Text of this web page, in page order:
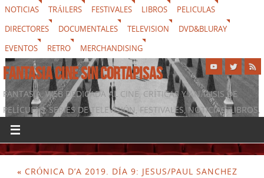
NOTICIAS TRÁILERS FESTIVALES LIBROS
PELICULAS
DIRECTORES
DOCUMENTALES TELEVISION
DVD&BLURAY
EVENTOS
RETRO MERCHANDISING
FANTASIA CINE SIN CORTAPISAS
FANTASIA, WEB DEDICADA AL CINE, CRÍTICAS Y ANÁLISIS DE
PELÍCULAS, SERIES DE TELEVISIÓN, FESTIVALES, NOTICIAS, LIBROS,
DVD & BLURAY, MERCHANDISING Y TODO LO QUE RODEA AL
SÉPTIMO ARTE
« CRÓNICA D’A 2019. DÍA 9: JESUS/PAUL SANCHEZ